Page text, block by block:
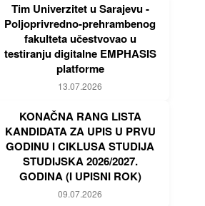
Tim Univerzitet u Sarajevu -
Poljoprivredno-prehrambenog
fakulteta učestvovao u
testiranju digitalne EMPHASIS
platforme
13.07.2026
KONAČNA RANG LISTA
KANDIDATA ZA UPIS U PRVU
GODINU I CIKLUSA STUDIJA
STUDIJSKA 2026/2027.
GODINA (I UPISNI ROK)
09.07.2026